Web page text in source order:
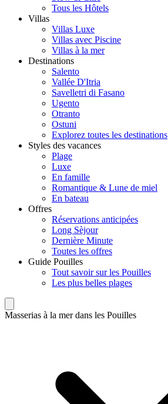
Tous les Hôtels
Villas
Villas Luxe
Villas avec Piscine
Villas à la mer
Destinations
Salento
Vallée D'Itria
Savelletri di Fasano
Ugento
Otranto
Ostuni
Explorez toutes les destinations
Styles des vacances
Plage
Luxe
En famille
Romantique & Lune de miel
En bateau
Offres
Réservations anticipées
Long Sèjour
Dernière Minute
Toutes les offres
Guide Pouilles
Tout savoir sur les Pouilles
Les plus belles plages
Masserias à la mer dans les Pouilles